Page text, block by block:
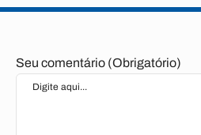
Seu comentário (Obrigatório)